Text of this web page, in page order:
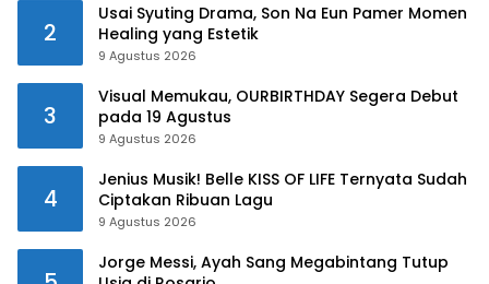
2
Usai Syuting Drama, Son Na Eun Pamer Momen
Healing yang Estetik
9 Agustus 2026
3
Visual Memukau, OURBIRTHDAY Segera Debut
pada 19 Agustus
9 Agustus 2026
4
Jenius Musik! Belle KISS OF LIFE Ternyata Sudah
Ciptakan Ribuan Lagu
9 Agustus 2026
Jorge Messi, Ayah Sang Megabintang Tutup